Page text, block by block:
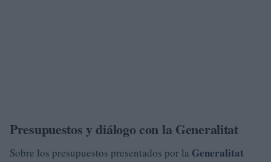
Presupuestos y diálogo con la Generalitat
Sobre los presupuestos presentados por la Generalitat